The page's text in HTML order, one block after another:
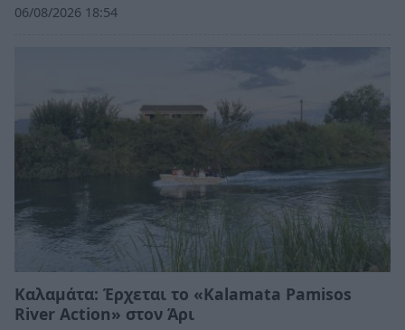
06/08/2026 18:54
Καλαμάτα: Έρχεται το «Kalamata Pamisos
River Action» στον Άρι